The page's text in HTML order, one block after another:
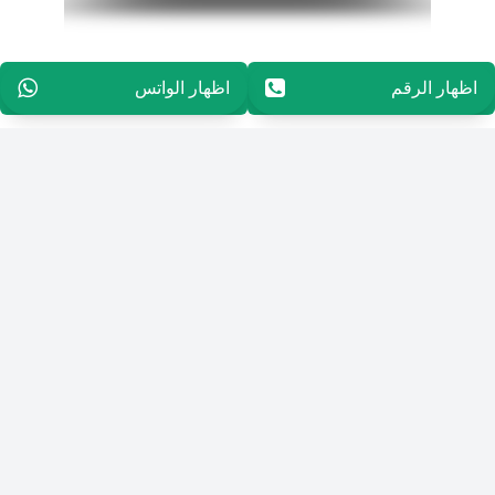
اظهار الرقم96565739107 اظهار الواتس96565739107